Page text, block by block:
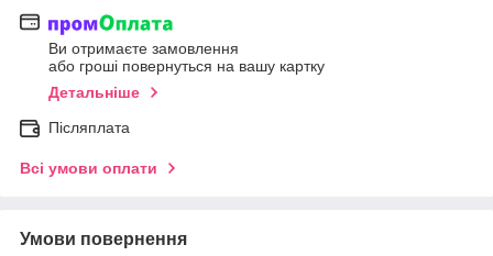
Ви отримаєте замовлення
або гроші повернуться на вашу картку
Детальніше
Післяплата
Всі умови оплати
Умови повернення